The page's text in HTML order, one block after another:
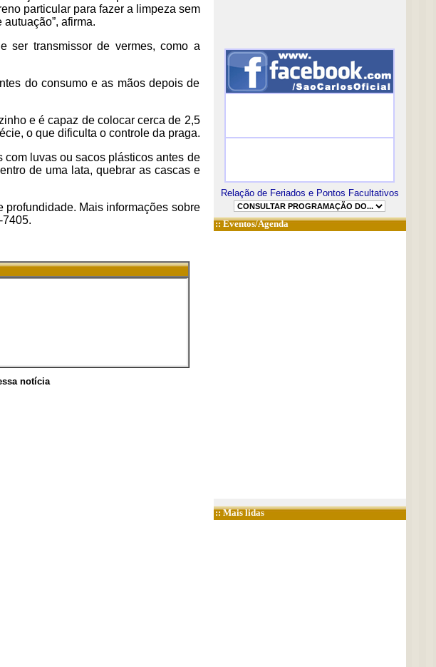
particular para fazer a limpeza sem
afirma.
ser transmissor de vermes, como a
do consumo e as mãos depois de
e é capaz de colocar cerca de 2,5
o que dificulta o controle da praga.
luvas ou sacos plásticos antes de
de uma lata, quebrar as cascas e
profundidade. Mais informações sobre
notícia
Relação de Feriados e Pontos Facultativos
::Eventos/Agenda
:: Mais lidas